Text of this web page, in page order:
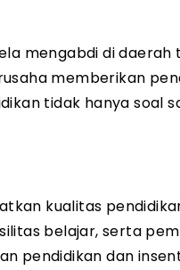
mengabdi di
memberikan
tidak hanya soal
kualitas
belajar, serta
pendidikan dan